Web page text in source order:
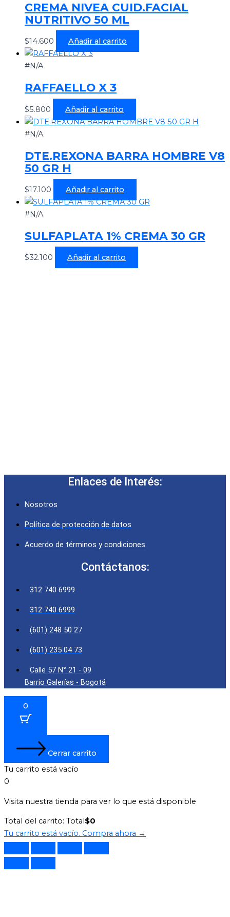
CREMA NIVEA CUID.FACIAL
NUTRITIVO 50 ML
$14.600 Añadir al carrito
#N/A
RAFFAELLO X 3
$5.800 Añadir al carrito
#N/A
DTE.REXONA BARRA HOMBRE V8
50 GR H
$17.100 Añadir al carrito
#N/A
SULFAPLATA 1% CREMA 30 GR
$32.100 Añadir al carrito
Enlaces de Interés:
Nosotros
Política de protección de datos
Acuerdo de términos y condiciones
Contáctanos:
312 740 6999
312 740 6999
(601) 248 50 27
(601) 235 04 73
Calle 57 N° 21 - 09
Barrio Galerías - Bogotá
0
Cerrar carrito
Tu carrito está vacío
0
Visita nuestra tienda para ver lo que está disponible
Total del carrito: Total$0
Tu carrito está vacío. Compra ahora →